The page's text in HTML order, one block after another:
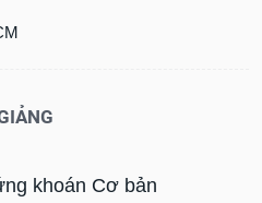
khoán Cơ bản